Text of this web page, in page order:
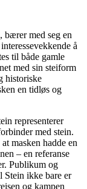
bærer med seg en
å
til både gamle
med sin steiform
historiske
en tidløs og
representerer
med stein.
masken hadde en
– en referanse
Publikum og
Stein ikke bare er
og kampen